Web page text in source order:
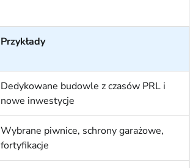
Przykłady
Dedykowane budowle z czasów PRL i
nowe inwestycje
Wybrane piwnice, schrony garażowe,
fortyfikacje